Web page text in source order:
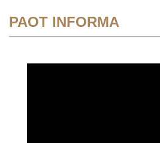
PAOT INFORMA